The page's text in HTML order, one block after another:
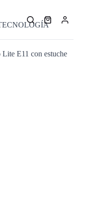
Carro
compra